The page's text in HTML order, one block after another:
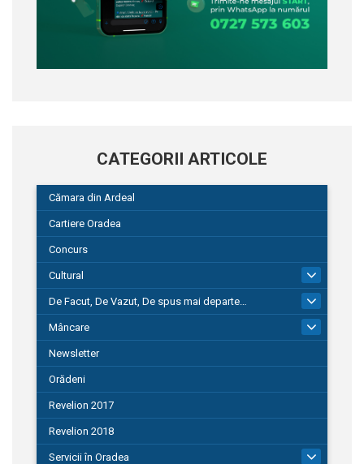
CATEGORII ARTICOLE
Cămara din Ardeal
Cartiere Oradea
Concurs
Cultural
De Facut, De Vazut, De spus mai departe…
580
Mâncare
Newsletter
Orădeni
Revelion 2017
Revelion 2018
Servicii în Oradea